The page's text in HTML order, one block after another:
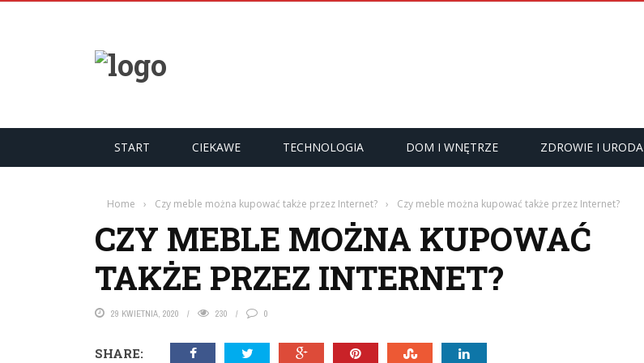
START CIEKAWE TECHNOLOGIA DOM I WNĘTRZE ZDROWIE I URODA
Home › Czy meble można kupować także przez Internet? › Czy meble można kupować także przez Internet?
CZY MEBLE MOŻNA KUPOWAĆ
TAKŻE PRZEZ INTERNET?
29 KWIETNIA, 2020 230 0
SHARE: